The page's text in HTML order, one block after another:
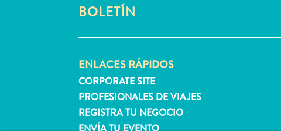
BOLETÍN
ENLACES RÁPIDOS
CORPORATE SITE
PROFESIONALES DE VIAJES
REGISTRA TU NEGOCIO